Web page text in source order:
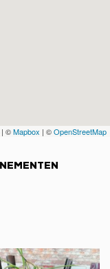
| ©Mapbox | ©OpenStreetMap